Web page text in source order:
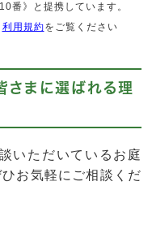
番》と提携しています。
利用規約をご覧ください
さまに選ばれる理
いただいているお庭
お気軽にご相談くだ